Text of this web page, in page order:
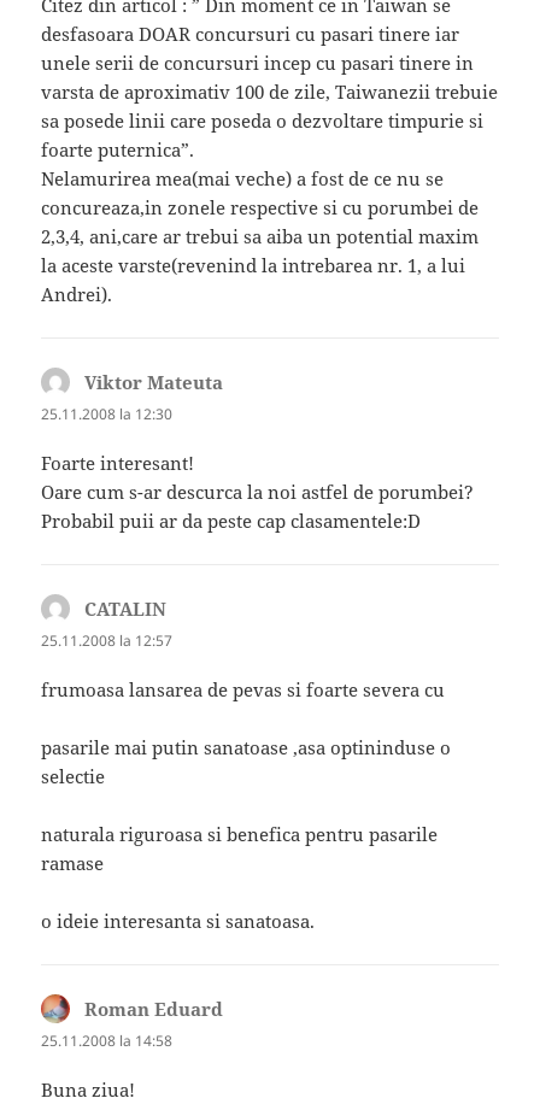
desfasoara DOAR concursuri cu pasari tinere iar
unele serii de concursuri incep cu pasari tinere in
varsta de aproximativ 100 de zile, Taiwanezii trebuie
sa posede linii care poseda o dezvoltare timpurie si
foarte puternica”.
Nelamurirea mea(mai veche) a fost de ce nu se
concureaza,in zonele respective si cu porumbei de
2,3,4, ani,care ar trebui sa aiba un potential maxim
la aceste varste(revenind la intrebarea nr. 1, a lui
Andrei).
Viktor Mateuta
25.11.2008 la 12:30
Foarte interesant!
Oare cum s-ar descurca la noi astfel de porumbei?
Probabil puii ar da peste cap clasamentele:D
CATALIN
25.11.2008 la 12:57
frumoasa lansarea de pevas si foarte severa cu
pasarile mai putin sanatoase ,asa optininduse o
selectie
naturala riguroasa si benefica pentru pasarile
ramase
o ideie interesanta si sanatoasa.
Roman Eduard
25.11.2008 la 14:58
Buna ziua!